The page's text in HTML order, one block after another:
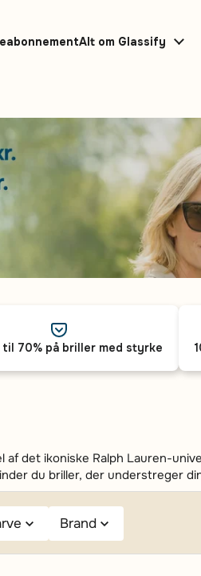
Alt om Glassify
til 70% på briller med styrke
det ikoniske Ralph Lauren-
du briller, der understreger
Brand